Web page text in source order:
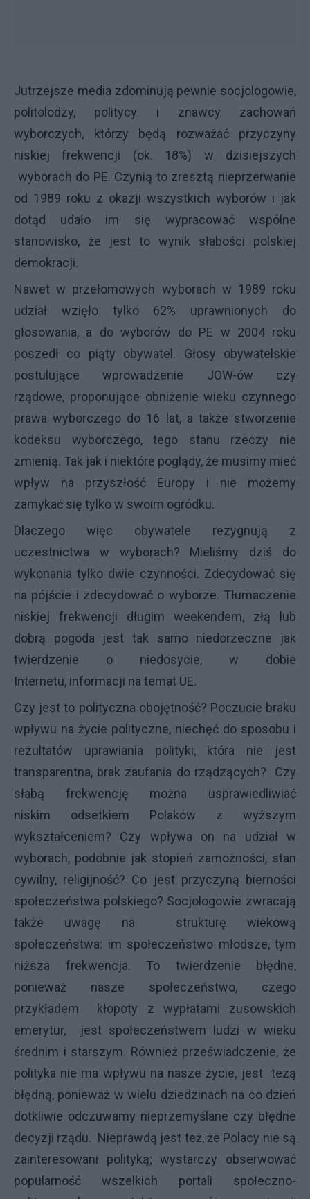
Jutrzejsze media zdominują pewnie socjologowie,
politolodzy, politycy i znawcy zachowań
wyborczych, którzy będą rozważać przyczyny
niskiej frekwencji (ok. 18%) w dzisiejszych
wyborach do PE. Czynią to zresztą nieprzerwanie
od 1989 roku z okazji wszystkich wyborów i jak
dotąd udało im się wypracować wspólne
stanowisko, że jest to wynik słabości polskiej
demokracji.
Nawet w przełomowych wyborach w 1989 roku
udział wzięło tylko 62% uprawnionych do
głosowania, a do wyborów do PE w 2004 roku
poszedł co piąty obywatel. Głosy obywatelskie
postulujące wprowadzenie JOW-ów czy
rządowe, proponujące obniżenie wieku czynnego
prawa wyborczego do 16 lat, a także stworzenie
kodeksu wyborczego, tego stanu rzeczy nie
zmienią. Tak jak i niektóre poglądy, że musimy mieć
wpływ na przyszłość Europy i nie możemy
zamykać się tylko w swoim ogródku.
Dlaczego więc obywatele rezygnują z
uczestnictwa w wyborach? Mieliśmy dziś do
wykonania tylko dwie czynności. Zdecydować się
na pójście i zdecydować o wyborze. Tłumaczenie
niskiej frekwencji długim weekendem, złą lub
dobrą pogoda jest tak samo niedorzeczne jak
twierdzenie o niedosycie, w dobie
Internetu, informacji na temat UE.
Czy jest to polityczna obojętność? Poczucie braku
wpływu na życie polityczne, niechęć do sposobu i
rezultatów uprawiania polityki, która nie jest
transparentna, brak zaufania do rządzących? Czy
słabą frekwencję można usprawiedliwiać
niskim odsetkiem Polaków z wyższym
wykształceniem? Czy wpływa on na udział w
wyborach, podobnie jak stopień zamożności, stan
cywilny, religijność? Co jest przyczyną bierności
społeczeństwa polskiego? Socjologowie zwracają
także uwagę na strukturę wiekową
społeczeństwa: im społeczeństwo młodsze, tym
niższa frekwencja. To twierdzenie błędne,
ponieważ nasze społeczeństwo, czego
przykładem kłopoty z wypłatami zusowskich
emerytur, jest społeczeństwem ludzi w wieku
średnim i starszym. Również przeświadczenie, że
polityka nie ma wpływu na nasze życie, jest tezą
błędną, ponieważ w wielu dziedzinach na co dzień
dotkliwie odczuwamy nieprzemyślane czy błędne
decyzji rządu. Nieprawdą jest też, że Polacy nie są
zainteresowani polityką; wystarczy obserwować
popularność wszelkich portali społeczno-